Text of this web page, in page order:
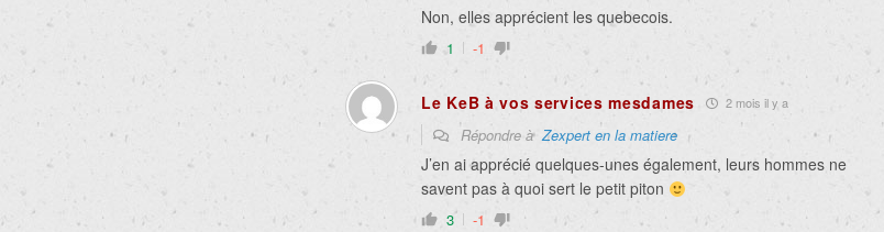
Non, elles apprécient les quebecois.
1 -1
Le KeB à vos services mesdames 2 mois il y a
Répondre àZexpert en la matiere
J’en ai apprécié quelques-unes également, leurs hommes ne
savent pas à quoi sert le petit piton
3 -1